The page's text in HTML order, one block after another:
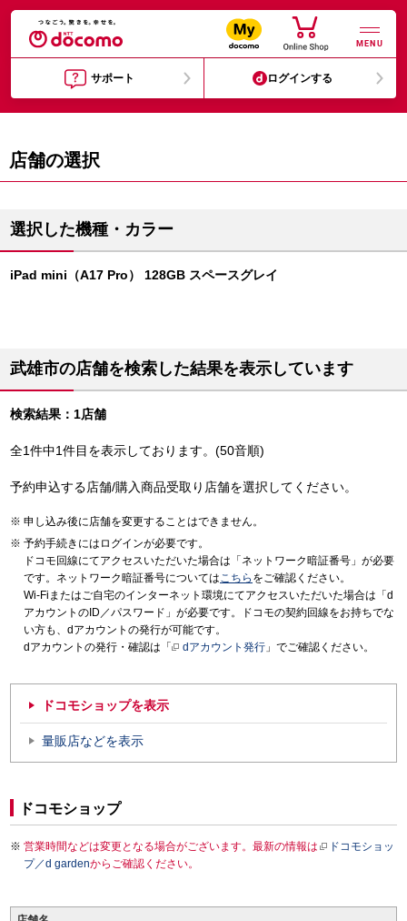
MENU
サポート ログインする
店舗の選択
選択した機種・カラー
iPad mini（A17 Pro） 128GB スペースグレイ
武雄市の店舗を検索した結果を表示しています
検索結果：1店舗
全1件中1件目を表示しております。(50音順)
予約申込する店舗/購入商品受取り店舗を選択してください。
申し込み後に店舗を変更することはできません。
予約手続きにはログインが必要です。
ドコモ回線にてアクセスいただいた場合は「ネットワーク暗証番号」が必要
です。ネットワーク暗証番号についてはこちら をご確認ください。
Wi-Fiまたはご自宅のインターネット環境にてアクセスいただいた場合は「d
アカウントのID／パスワード」が必要です。ドコモの契約回線をお持ちでな
い方も、dアカウントの発行が可能です。
dアカウントの発行・確認は「
dアカウント発行 」でご確認ください。
ドコモショップを表示
量販店などを表示
ドコモショップ
営業時間などは変更となる場合がございます。最新の情報は
ドコモショッ
プ／d gardenからご確認ください。